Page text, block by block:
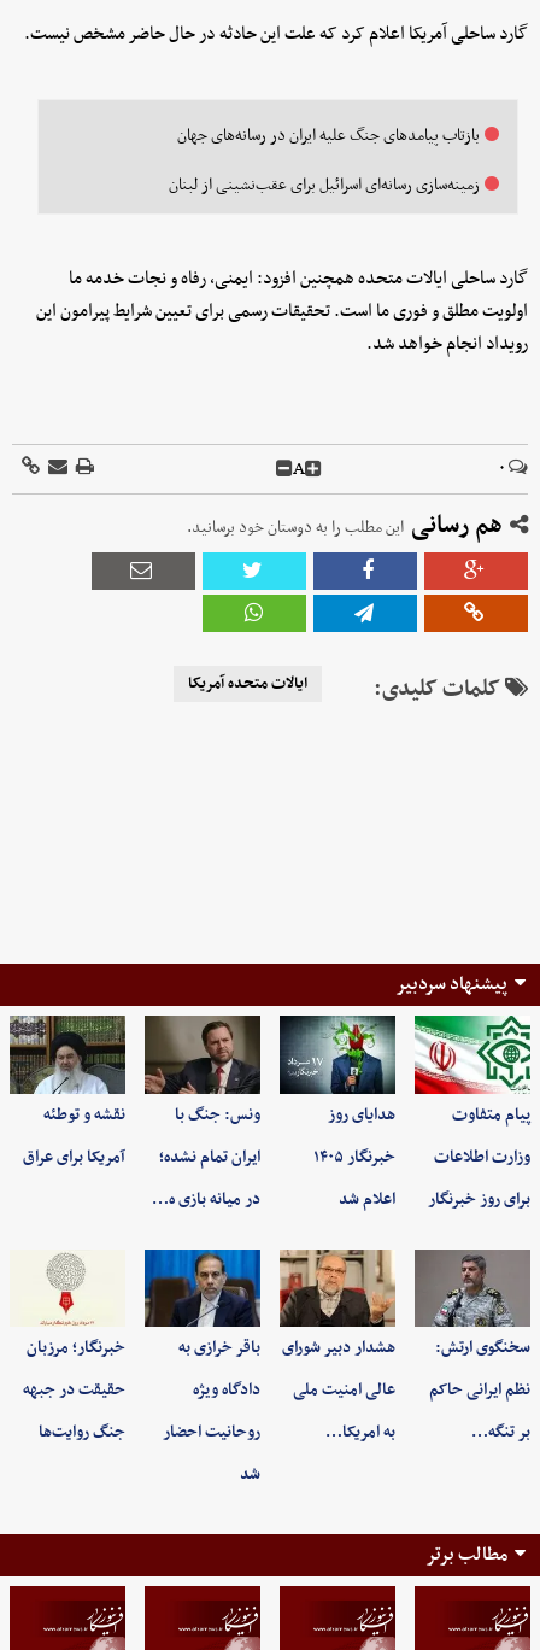
گارد ساحلی آمریکا اعلام کرد که علت این حادثه در حال حاضر مشخص نیست.
بازتاب پیامدهای جنگ علیه ایران در رسانه‌های جهان
زمینه‌سازی رسانه‌ای اسرائیل برای عقب‌نشینی از لبنان
گارد ساحلی ایالات متحده همچنین افزود: ایمنی، رفاه و نجات خدمه ما
اولویت مطلق و فوری ما است. تحقیقات رسمی برای تعیین شرایط پیرامون این
رویداد انجام خواهد شد.
۰ A
هم رسانی این مطلب را به دوستان خود برسانید.
کلمات کلیدی: ایالات متحده آمریکا
پیشنهاد سردبیر
پیام متفاوت
وزارت اطلاعات
برای روز خبرنگار
هدایای روز
خبرنگار ۱۴۰۵
اعلام شد
ونس: جنگ با
ایران تمام نشده؛
در میانه بازی ه…
نقشه و توطئه
آمریکا برای عراق
سخنگوی ارتش:
نظم ایرانی حاکم
بر تنگه…
هشدار دبیر شورای
عالی امنیت ملی
به امریکا…
باقر خرازی به
دادگاه ویژه
روحانیت احضار
شد
خبرنگار؛ مرزبان
حقیقت در جبهه
جنگ روایت‌ها
مطالب برتر